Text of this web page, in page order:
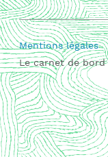
Mentions légales
Le carnet de